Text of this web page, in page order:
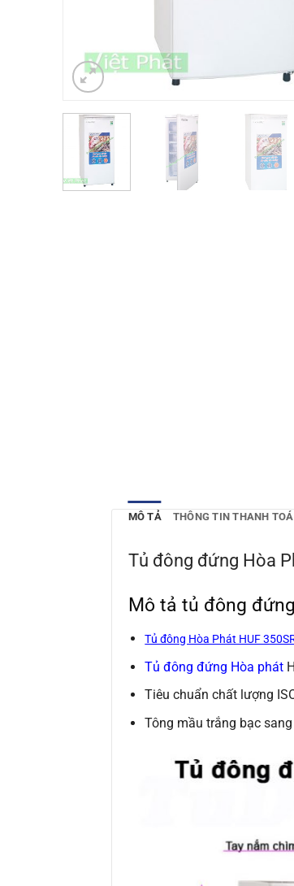
MÔ TẢ THÔNG TIN THANH
Tủ đông đứng Hòa
Mô tả tủ đông
Tủ đông Hòa Phát HUF
Tủ đông đứng Hòa phát
Tiêu chuẩn chất lượng
Tông mầu trắng bạc